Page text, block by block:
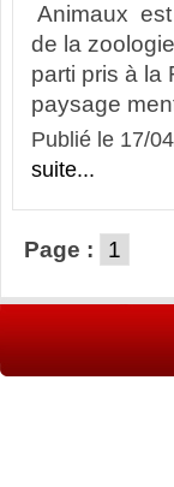
Animaux est
de la
parti pris à la
paysage
Publié le 17/
suite...
Page : 1